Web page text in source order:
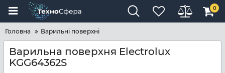
0
Головна Варильні поверхні
Варильна поверхня Electrolux
KGG64362S